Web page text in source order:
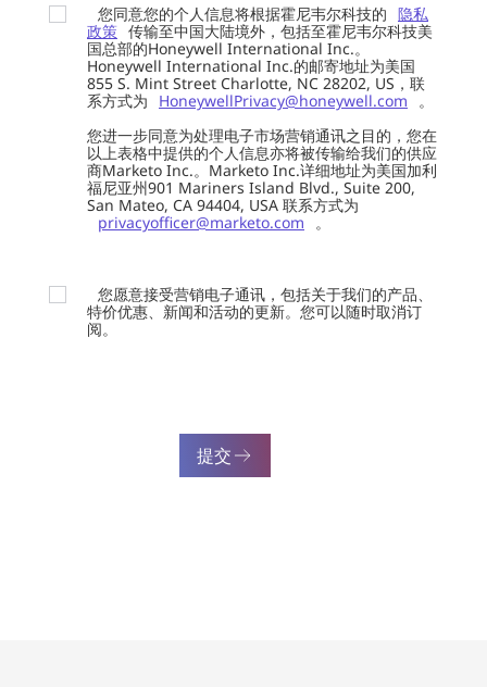
您同意您的个人信息将根据霍尼韦尔科技的 隐私
政策 传输至中国大陆境外，包括至霍尼韦尔科技美
国总部的Honeywell International Inc.。
Honeywell International Inc.的邮寄地址为美国
855 S. Mint Street Charlotte, NC 28202, US，联
系方式为
HoneywellPrivacy@honeywell.com
。
您进一步同意为处理电子市场营销通讯之目的，您在
以上表格中提供的个人信息亦将被传输给我们的供应
商Marketo Inc.。Marketo Inc.详细地址为美国加利
福尼亚州901 Mariners Island Blvd., Suite 200,
San Mateo, CA 94404, USA 联系方式为
privacyofficer@marketo.com
。
您愿意接受营销电子通讯，包括关于我们的产品、
特价优惠、新闻和活动的更新。您可以随时取消订
阅。
提交